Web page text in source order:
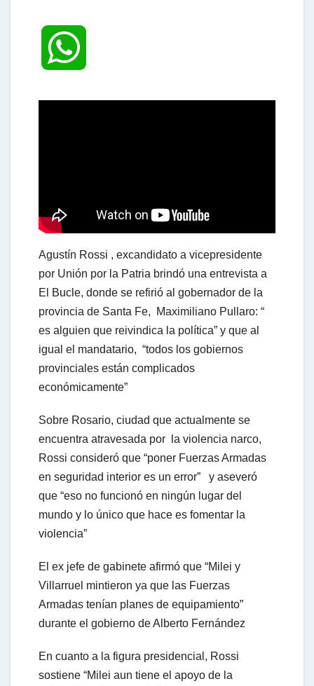
A
p
Agustín Rossi , excandidato a vicepresidente
por Unión por la Patria brindó una entrevista a
El Bucle, donde se refirió al gobernador de la
provincia de Santa Fe, Maximiliano Pullaro: “
es alguien que reivindica la política” y que al
igual el mandatario, “todos los gobiernos
provinciales están complicados
económicamente”
Sobre Rosario, ciudad que actualmente se
encuentra atravesada por la violencia narco,
Rossi consideró que “poner Fuerzas Armadas
en seguridad interior es un error” y aseveró
que “eso no funcionó en ningún lugar del
mundo y lo único que hace es fomentar la
violencia”
El ex jefe de gabinete afirmó que “Milei y
Villarruel mintieron ya que las Fuerzas
Armadas tenían planes de equipamiento”
durante el gobierno de Alberto Fernández
En cuanto a la figura presidencial, Rossi
sostiene “Milei aun tiene el apoyo de la